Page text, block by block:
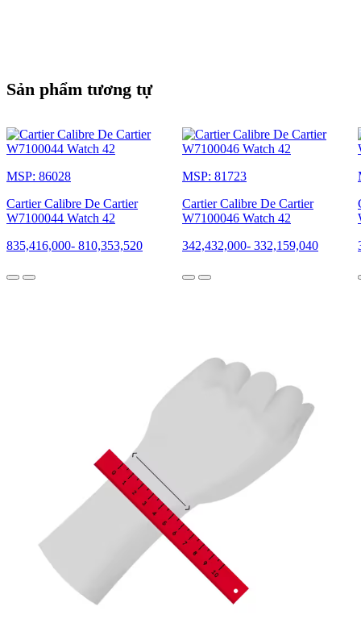
Sản phẩm tương tự
MSP: 86028
Cartier Calibre De Cartier
W7100044 Watch 42
835,416,000- 810,353,520
MSP: 81723
Cartier Calibre De Cartier
W7100046 Watch 42
342,432,000- 332,159,040